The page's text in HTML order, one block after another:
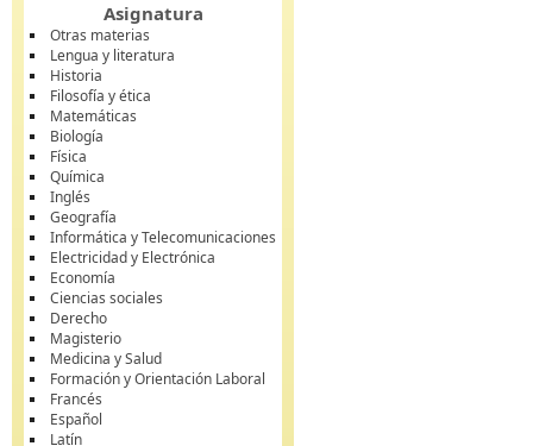
Asignatura
Otras materias
Lengua y literatura
Historia
Filosofía y ética
Matemáticas
Biología
Física
Química
Inglés
Geografía
Informática y Telecomunicaciones
Electricidad y Electrónica
Economía
Ciencias sociales
Derecho
Magisterio
Medicina y Salud
Formación y Orientación Laboral
Francés
Español
Latín